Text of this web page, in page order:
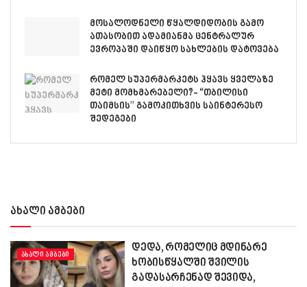
მოსალოდნელი წყალდიდობის გამო
ათასობით ადამიანმა ცენტრალურ
ევროპაში დაიწყო სახლების დატოვება
რომელ სუპერმარკეტს ჰყავს ყველაზე
მეტი მომხმარებელი?- “თბილისი
თაიმსის” გამოკითხვის საინტერესო
შედეგები
ახალი ამბები
ᲐᲮᲐᲚᲘ ᲐᲛᲑᲔᲑᲘ
დედა, რომელიც მდინარე
ხობისწყალში შვილის
გადასარჩენად შევიდა,